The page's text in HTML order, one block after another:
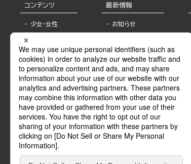
コンテンツ
少女・女性
BL
ライトノベル
青年・一般
グラビア・写真
モーター誌
SPECIAL
Sublicense
最新情報
お知らせ
報
書店様へ
海外ライセンシー
公式SNSアカウ
ント
作家一覧
Keyword list
Author list